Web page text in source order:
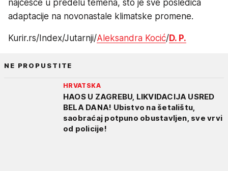
najčešće u predelu temena, što je sve posledica
adaptacije na novonastale klimatske promene.
Kurir.rs/Index/Jutarnji/Aleksandra Kocić/D. P.
NE PROPUSTITE
HRVATSKA
HAOS U ZAGREBU, LIKVIDACIJA USRED
BELA DANA! Ubistvo na šetalištu,
saobraćaj potpuno obustavljen, sve vrvi
od policije!